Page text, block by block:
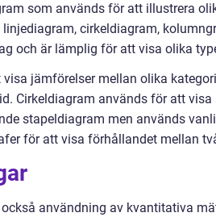
som används för att illustrera
cirkeldiagram,
och är lämplig för att visa olika
jämförelser mellan olika
Cirkeldiagram används för att
stapeldiagram men används
för att visa förhållandet mellan
användning av kvantitativa